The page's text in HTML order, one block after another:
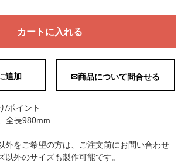
カートに入れる
追加 ✉商品について問合せる
/ポイント
全長980mm
外をご希望の方は、ご注文前にお問い合わせ
以外のサイズも製作可能です。